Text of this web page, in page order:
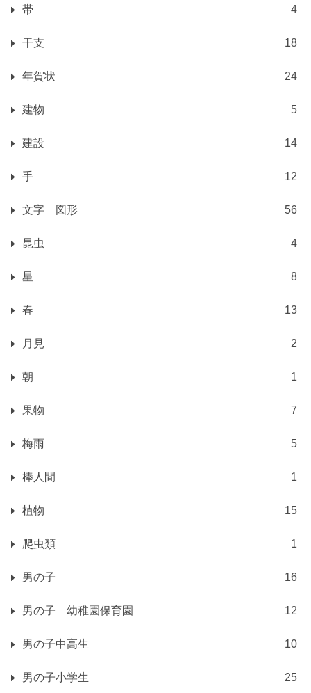
帯 4
干支 18
年賀状 24
建物 5
建設 14
手 12
文字 図形 56
昆虫 4
星 8
春 13
月見 2
朝 1
果物 7
梅雨 5
棒人間 1
植物 15
爬虫類 1
男の子 16
男の子 幼稚園保育園 12
男の子中高生 10
男の子小学生 25